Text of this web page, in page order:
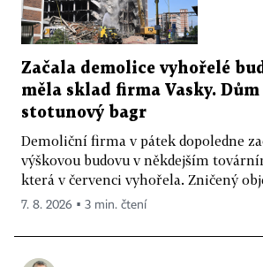
Začala demolice vyhořelé
měla sklad firma Vasky. Dům
stotunový bagr
Demoliční firma v pátek dopoledne
výškovou budovu v někdejším
která v červenci vyhořela. Zničený
7. 8. 2026 ▪ 3 min. čtení